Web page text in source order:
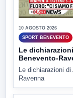
10 AGOSTO 2026
SPORT BENEVENTO
Le
Benevento-
Le dichiarazioni
Ravenna